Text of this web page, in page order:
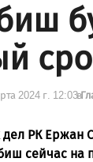
2024 г. 12:03в
РК Ержан
сейчас на